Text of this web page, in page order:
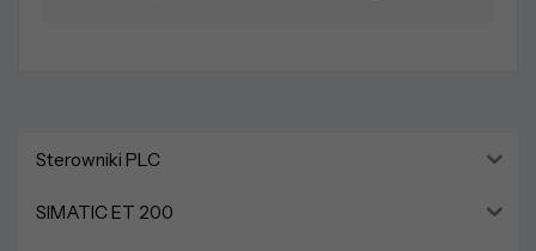
Sterowniki PLC
SIMATIC ET 200